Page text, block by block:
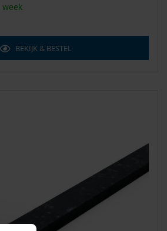
week
BEKIJK & BESTEL